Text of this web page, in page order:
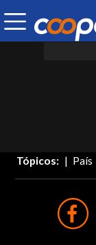
Tópicos: País